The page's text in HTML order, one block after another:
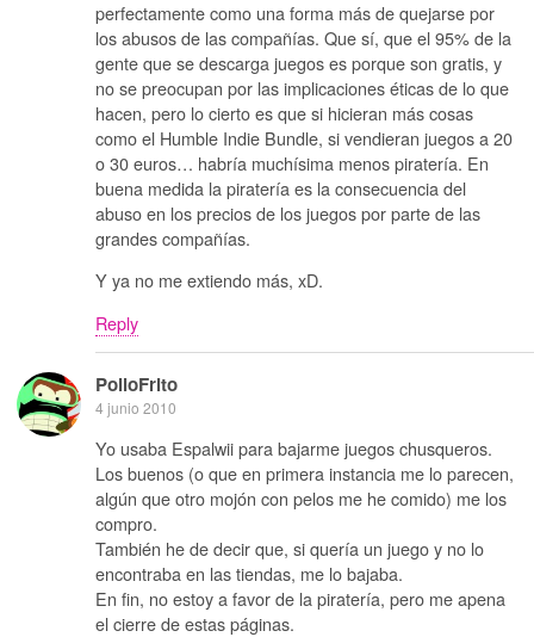
perfectamente como una forma más de quejarse por
los abusos de las compañías. Que sí, que el 95% de la
gente que se descarga juegos es porque son gratis, y
no se preocupan por las implicaciones éticas de lo que
hacen, pero lo cierto es que si hicieran más cosas
como el Humble Indie Bundle, si vendieran juegos a 20
o 30 euros… habría muchísima menos piratería. En
buena medida la piratería es la consecuencia del
abuso en los precios de los juegos por parte de las
grandes compañías.
Y ya no me extiendo más, xD.
Reply
PolloFrito
4 junio 2010
Yo usaba Espalwii para bajarme juegos chusqueros.
Los buenos (o que en primera instancia me lo parecen,
algún que otro mojón con pelos me he comido) me los
compro.
También he de decir que, si quería un juego y no lo
encontraba en las tiendas, me lo bajaba.
En fin, no estoy a favor de la piratería, pero me apena
el cierre de estas páginas.